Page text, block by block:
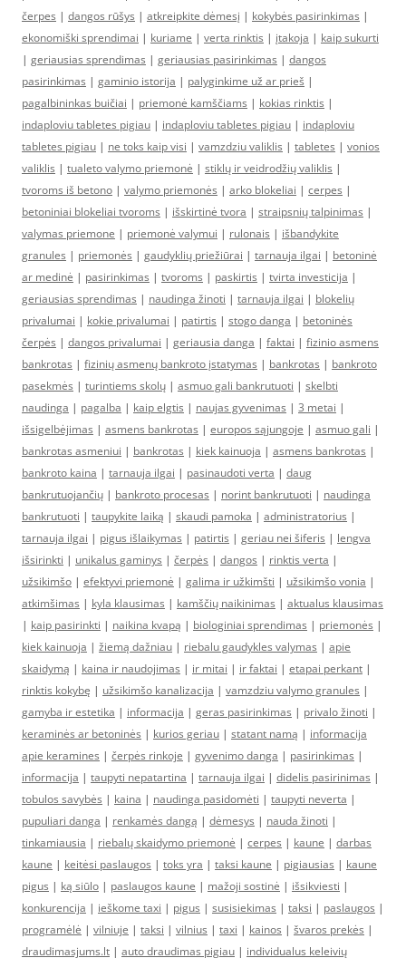
čerpes | dangos rūšys | atkreipkite dėmesį | kokybės pasirinkimas |
ekonomiški sprendimai | kuriame | verta rinktis | įtakoja | kaip sukurti
| geriausias sprendimas | geriausias pasirinkimas | dangos
pasirinkimas | gaminio istorija | palyginkime už ar prieš |
pagalbininkas buičiai | priemonė kamščiams | kokias rinktis |
indaploviu tabletes pigiau | indaploviu tabletes pigiau | indaploviu
tabletes pigiau | ne toks kaip visi | vamzdziu valiklis | tabletes | vonios
valiklis | tualeto valymo priemonė | stiklų ir veidrodžių valiklis |
tvoroms iš betono | valymo priemonės | arko blokeliai | cerpes |
betoniniai blokeliai tvoroms | išskirtinė tvora | straipsnių talpinimas |
valymas priemone | priemonė valymui | rulonais | išbandykite
granules | priemonės | gaudyklių priežiūrai | tarnauja ilgai | betoninė
ar medinė | pasirinkimas | tvoroms | paskirtis | tvirta investicija |
geriausias sprendimas | naudinga žinoti | tarnauja ilgai | blokelių
privalumai | kokie privalumai | patirtis | stogo danga | betoninės
čerpės | dangos privalumai | geriausia danga | faktai | fizinio asmens
bankrotas | fizinių asmenų bankroto įstatymas | bankrotas | bankroto
pasekmės | turintiems skolų | asmuo gali bankrutuoti | skelbti
naudinga | pagalba | kaip elgtis | naujas gyvenimas | 3 metai |
išsigelbėjimas | asmens bankrotas | europos sąjungoje | asmuo gali |
bankrotas asmeniui | bankrotas | kiek kainuoja | asmens bankrotas |
bankroto kaina | tarnauja ilgai | pasinaudoti verta | daug
bankrutuojančių | bankroto procesas | norint bankrutuoti | naudinga
bankrutuoti | taupykite laiką | skaudi pamoka | administratorius |
tarnauja ilgai | pigus išlaikymas | patirtis | geriau nei šiferis | lengva
išsirinkti | unikalus gaminys | čerpės | dangos | rinktis verta |
užsikimšo | efektyvi priemonė | galima ir užkimšti | užsikimšo vonia |
atkimšimas | kyla klausimas | kamščių naikinimas | aktualus klausimas
| kaip pasirinkti | naikina kvapą | biologiniai sprendimas | priemonės |
kiek kainuoja | žiemą dažniau | riebalu gaudykles valymas | apie
skaidymą | kaina ir naudojimas | ir mitai | ir faktai | etapai perkant |
rinktis kokybę | užsikimšo kanalizacija | vamzdziu valymo granules |
gamyba ir estetika | informacija | geras pasirinkimas | privalo žinoti |
keraminės ar betoninės | kurios geriau | statant namą | informacija
apie keramines | čerpės rinkoje | gyvenimo danga | pasirinkimas |
informacija | taupyti nepatartina | tarnauja ilgai | didelis pasirinimas |
tobulos savybės | kaina | naudinga pasidomėti | taupyti neverta |
pupuliari danga | renkamės dangą | dėmesys | nauda žinoti |
tinkamiausia | riebalų skaidymo priemonė | cerpes | kaune | darbas
kaune | keitėsi paslaugos | toks yra | taksi kaune | pigiausias | kaune
pigus | ką siūlo | paslaugos kaune | mažoji sostinė | išsikviesti |
konkurencija | ieškome taxi | pigus | susisiekimas | taksi | paslaugos |
programėlė | vilniuje | taksi | vilnius | taxi | kainos | švaros prekės |
draudimasjums.lt | auto draudimas pigiau | individualus keleivių